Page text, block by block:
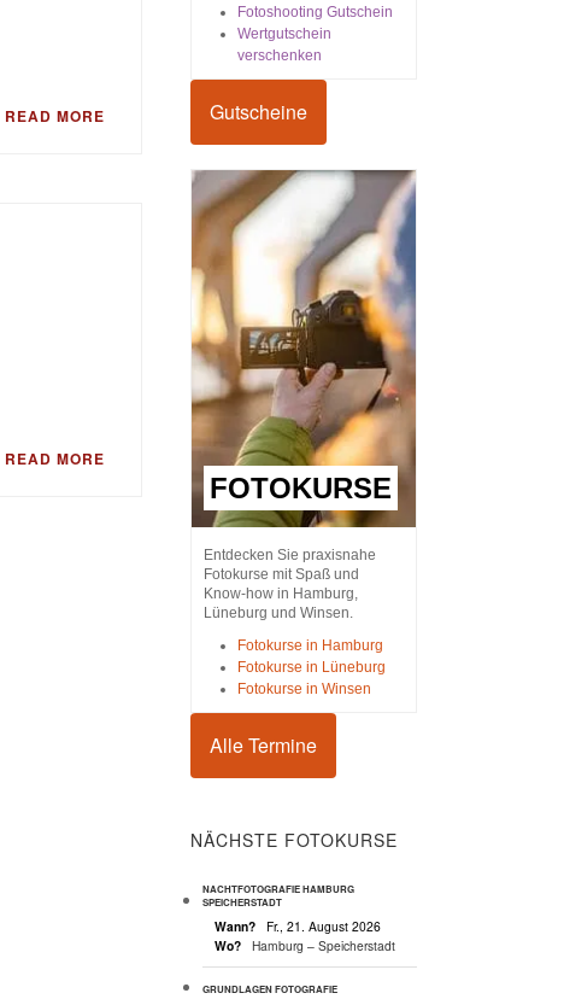
READ MORE
READ MORE
Fotoshooting Gutschein
Wertgutschein
verschenken
Gutscheine
FOTOKURSE
Entdecken Sie praxisnahe
Fotokurse mit Spaß und
Know-how in Hamburg,
Lüneburg und Winsen.
Fotokurse in Hamburg
Fotokurse in Lüneburg
Fotokurse in Winsen
Alle Termine
NÄCHSTE FOTOKURSE
NACHTFOTOGRAFIE HAMBURG
SPEICHERSTADT
Wann?
Fr., 21. August 2026
Wo?
Hamburg – Speicherstadt
GRUNDLAGEN FOTOGRAFIE